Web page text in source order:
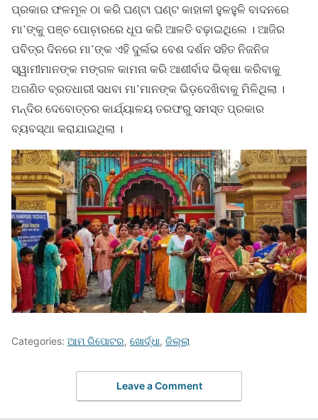
ପ୍ରକାର ଫଳମୂଳ ଠା କରି ଘଣ୍ଟା ଘଣ୍ଟ କାହାଳୀ ହୁଳହୁଳି ବାଦନରେ
ମା’ଙ୍କୁ ପଞ୍ଚ ପୋଚ଼ାରରେ ଧୂପ କରି ଆଳତି ବଢ଼ାଇଥିଲେ । ଆଜିର
ପବିତ୍ର ଦିନରେ ମା’ଙ୍କ ଏହି ଦୁର୍ଲଭ ବେଶ ଦର୍ଶନ ସହିତ ନିଜନିଜ
ସ୍ୱାମୀମାନଙ୍କ ମଙ୍ଗଳ କାମନା କରି ଆଶୀର୍ବାଦ ଭିକ୍ଷା କରିବାକୁ
ଅଗଣିତ ବ୍ରତଧାରୀ ସଧବା ମା’ମାନଙ୍କ ଭିଡ଼ଦେଖିବାକୁ ମିଳିଥିଲା ।
ମନ୍ଦିର ଦେବୋତ୍ତର କାର୍ଯ୍ୟାଳୟ ତରଫରୁ ସମସ୍ତ ପ୍ରକାର
ବ୍ୟବସ୍ଥା କରାଯାଇଥିଲା ।
Categories: ଆମ ରିପୋଟର, ଖୋର୍ଦ୍ଧା, ଜିଲ୍ଲା
Leave a Comment